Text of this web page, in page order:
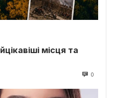
місця та
0